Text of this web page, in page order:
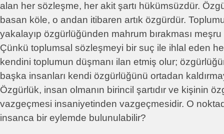
alan her sözleşme, her akit şartı hükümsüzdür.
basan köle, o andan itibaren artık özgürdür.
yakalayıp özgürlüğünden mahrum bırakması
Çünkü toplumsal sözleşmeyi bir suç ile ihlal eden
kendini toplumun düşmanı ilan etmiş olur;
başka insanları kendi özgürlüğünü ortadan
Özgürlük, insan olmanın birincil şartıdır ve kişinin
vazgeçmesi insaniyetinden vazgeçmesidir. O
insanca bir eylemde bulunulabilir?